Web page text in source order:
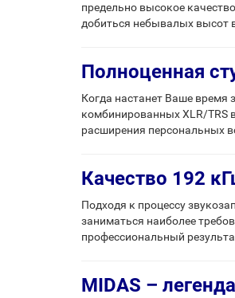
предельно высокое
добиться небывалых высот
Полноценная
Когда настанет Ваше время
комбинированных XLR/TRS
расширения персональных
Качество 192
Подходя к процессу
заниматься наиболее
профессиональный
MIDAS –